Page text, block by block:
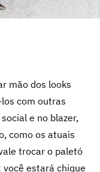
mão dos looks
com outras
e no blazer,
como os atuais
trocar o paletó
estará chique